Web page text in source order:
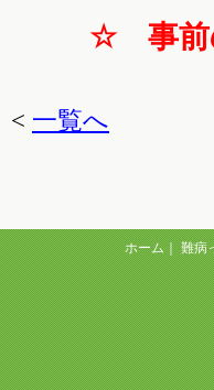
☆ 事前
< 一覧へ
ホーム｜ 難病